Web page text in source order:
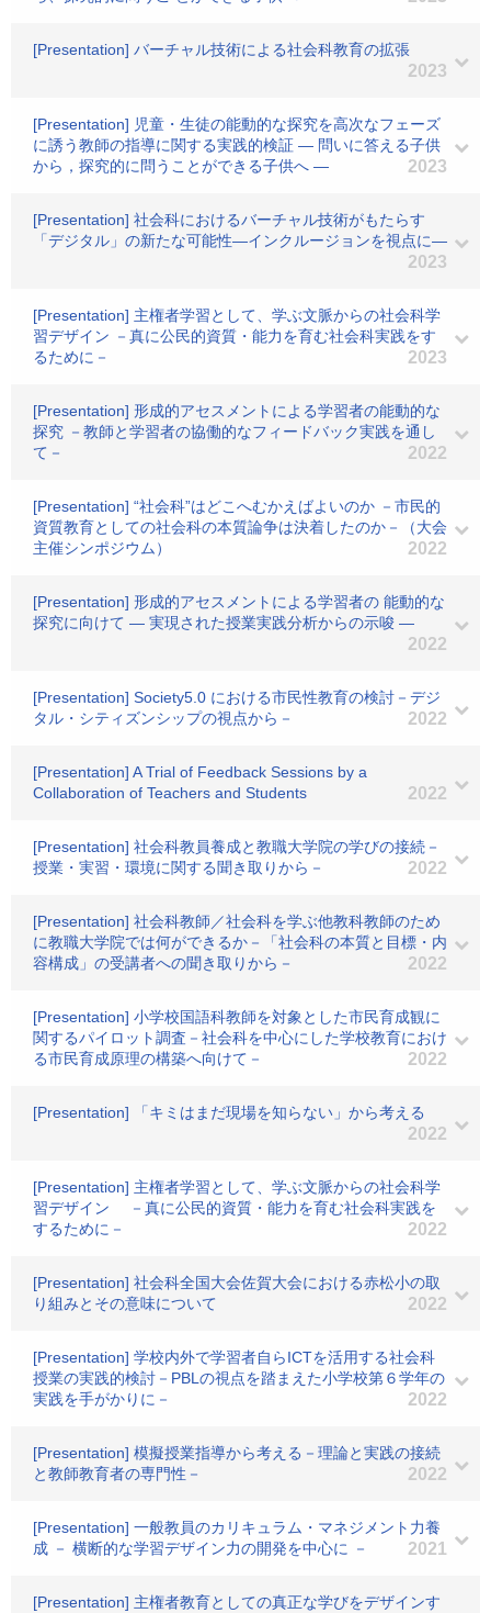
[Presentation] バーチャル技術による社会科教育の拡張
2023
[Presentation] 児童・生徒の能動的な探究を高次なフェーズ
に誘う教師の指導に関する実践的検証 ― 問いに答える子供
から，探究的に問うことができる子供へ ―
2023
[Presentation] 社会科におけるバーチャル技術がもたらす
「デジタル」の新たな可能性―インクルージョンを視点に―
2023
[Presentation] 主権者学習として、学ぶ文脈からの社会科学
習デザイン －真に公民的資質・能力を育む社会科実践をす
るために－
2023
[Presentation] 形成的アセスメントによる学習者の能動的な
探究 －教師と学習者の協働的なフィードバック実践を通し
て－
2022
[Presentation] “社会科”はどこへむかえばよいのか －市民的
資質教育としての社会科の本質論争は決着したのか－（大会
主催シンポジウム）
2022
[Presentation] 形成的アセスメントによる学習者の 能動的な
探究に向けて ― 実現された授業実践分析からの示唆 ―
2022
[Presentation] Society5.0 における市民性教育の検討－デジ
タル・シティズンシップの視点から－
2022
[Presentation] A Trial of Feedback Sessions by a
Collaboration of Teachers and Students
2022
[Presentation] 社会科教員養成と教職大学院の学びの接続－
授業・実習・環境に関する聞き取りから－
2022
[Presentation] 社会科教師／社会科を学ぶ他教科教師のため
に教職大学院では何ができるか－「社会科の本質と目標・内
容構成」の受講者への聞き取りから－
2022
[Presentation] 小学校国語科教師を対象とした市民育成観に
関するパイロット調査－社会科を中心にした学校教育におけ
る市民育成原理の構築へ向けて－
2022
[Presentation] 「キミはまだ現場を知らない」から考える
2022
[Presentation] 主権者学習として、学ぶ文脈からの社会科学
習デザイン －真に公民的資質・能力を育む社会科実践を
するために－
2022
[Presentation] 社会科全国大会佐賀大会における赤松小の取
り組みとその意味について
2022
[Presentation] 学校内外で学習者自らICTを活用する社会科
授業の実践的検討－PBLの視点を踏まえた小学校第６学年の
実践を手がかりに－
2022
[Presentation] 模擬授業指導から考える－理論と実践の接続
と教師教育者の専門性－
2022
[Presentation] 一般教員のカリキュラム・マネジメント力養
成 － 横断的な学習デザイン力の開発を中心に －
2021
[Presentation] 主権者教育としての真正な学びをデザインす